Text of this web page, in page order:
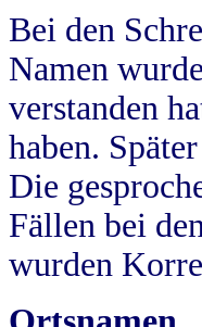
Bei den
Namen
verstanden
haben.
Die
Fällen bei
wurden